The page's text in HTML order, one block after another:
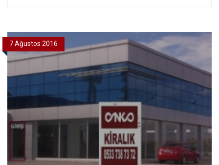
7 Ağustos 2016